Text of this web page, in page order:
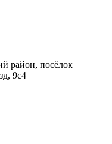
район, посёлок
9с4